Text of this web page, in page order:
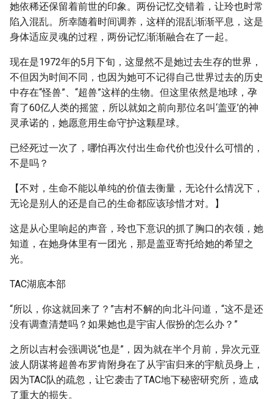
她依稀还保留着前世的印象。两份记忆交错着，让玲也时常
陷入混乱。所幸随着时间调养，这样的混乱渐渐平息，这是
身体适应灵魂的过程，两份记忆渐渐融合在了一起。
现在是1972年的5月下旬，这显然不是她过去生存的世界，
不但因为时间不同，也因为她可不记得自己世界过去的历史
中存在“怪兽”、“超兽”这样的生物。但这里依然是地球，孕
育了60亿人类的摇篮，所以就如之前向那位名叫‘盖亚’的神
灵承诺的，她愿意用生命守护这颗星球。
已经死过一次了，哪怕再次付出生命代价也没什么可惜的，
不是吗？
【不对，生命不能以单纯的价值去衡量，无论什么情况下，
无论是别人的还是自己的生命都应该珍惜才对。】
这是从心里响起的声音，玲也下意识的抓了胸口的衣领，她
知道，在她身体里有一团光，那是盖亚寄托给她的希望之
光。
TAC湖底本部
“所以，你这就回来了？”吉村不解的向北斗问道，“这不是还
没有调查清楚吗？如果她也是宇宙人假扮的怎么办？”
之所以吉村会强调说“也是”，因为就在半个月前，异次元亚
波人阴谋将超兽布罗肯附身在了从宇宙归来的宇航员身上，
因为TAC队的疏忽，让它袭击了TAC地下秘密研究所，造成
了重大的损失。